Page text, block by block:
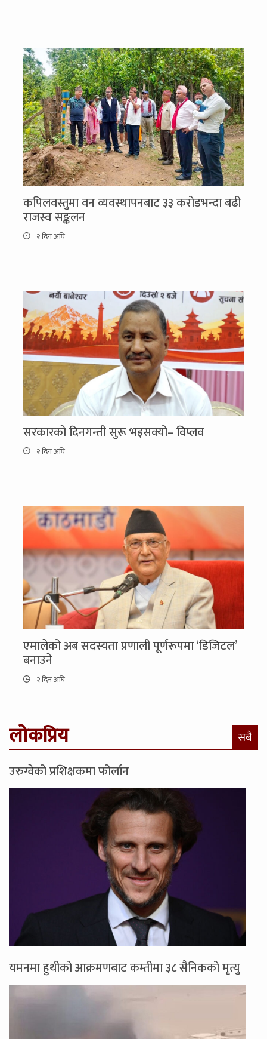
कपिलवस्तुमा वन व्यवस्थापनबाट ३३ करोडभन्दा बढी
राजस्व सङ्कलन
२ दिन अघि
सरकारको दिनगन्ती सुरू भइसक्यो– विप्लव
२ दिन अघि
एमालेको अब सदस्यता प्रणाली पूर्णरूपमा ‘डिजिटल’
बनाउने
२ दिन अघि
लोकप्रिय सबै
उरुग्वेको प्रशिक्षकमा फोर्लान
यमनमा हुथीको आक्रमणबाट कम्तीमा ३८ सैनिकको मृत्यु